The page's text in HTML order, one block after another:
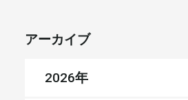
アーカイブ
2026年